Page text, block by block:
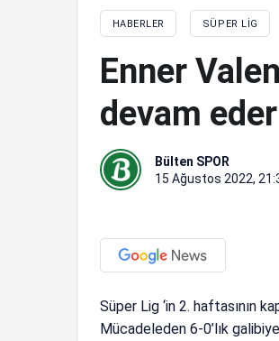
HABERLER SÜPER LIG
Enner
devam eder
Bülten SPOR
15 Ağustos 2022,
Süper Lig ‘in 2. haftasının
Mücadeleden 6-0’lık